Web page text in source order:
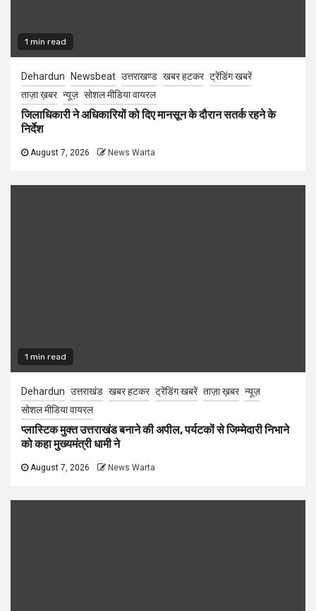
1 min read
Dehardun Newsbeat उत्तराखण्ड खबर हटकर ट्रेंडिंग खबरें
ताज़ा ख़बर न्यूज़ सोशल मीडिया वायरल
जिलाधिकारी ने अधिकारियों को दिए मानसून के दौरान सतर्क रहने के
निर्देश
August 7, 2026 News Warta
1 min read
Dehardun उत्तराखंड खबर हटकर ट्रेंडिंग खबरें ताज़ा ख़बर न्यूज़
सोशल मीडिया वायरल
प्लास्टिक मुक्त उत्तराखंड बनाने की अपील, पर्यटकों से जिम्मेदारी निभाने
को कहा मुख्यमंत्री धामी ने
August 7, 2026 News Warta